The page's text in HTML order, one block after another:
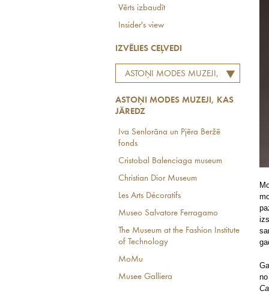
Vērts izbaudīt
Insider's view
IZVĒLIES CEĻVEDI
ASTOŅI MODES MUZEJI,
ASTOŅI MODES MUZEJI, KAS
JĀREDZ
Iva Senlorāna un Pjēra Beržē
fonds
Cristobal Balenciaga museum
Christian Dior Museum
Les Arts Décoratifs
Museo Salvatore Ferragamo
The Museum at the Fashion Institute
of Technology
MoMu
Musee Galliera